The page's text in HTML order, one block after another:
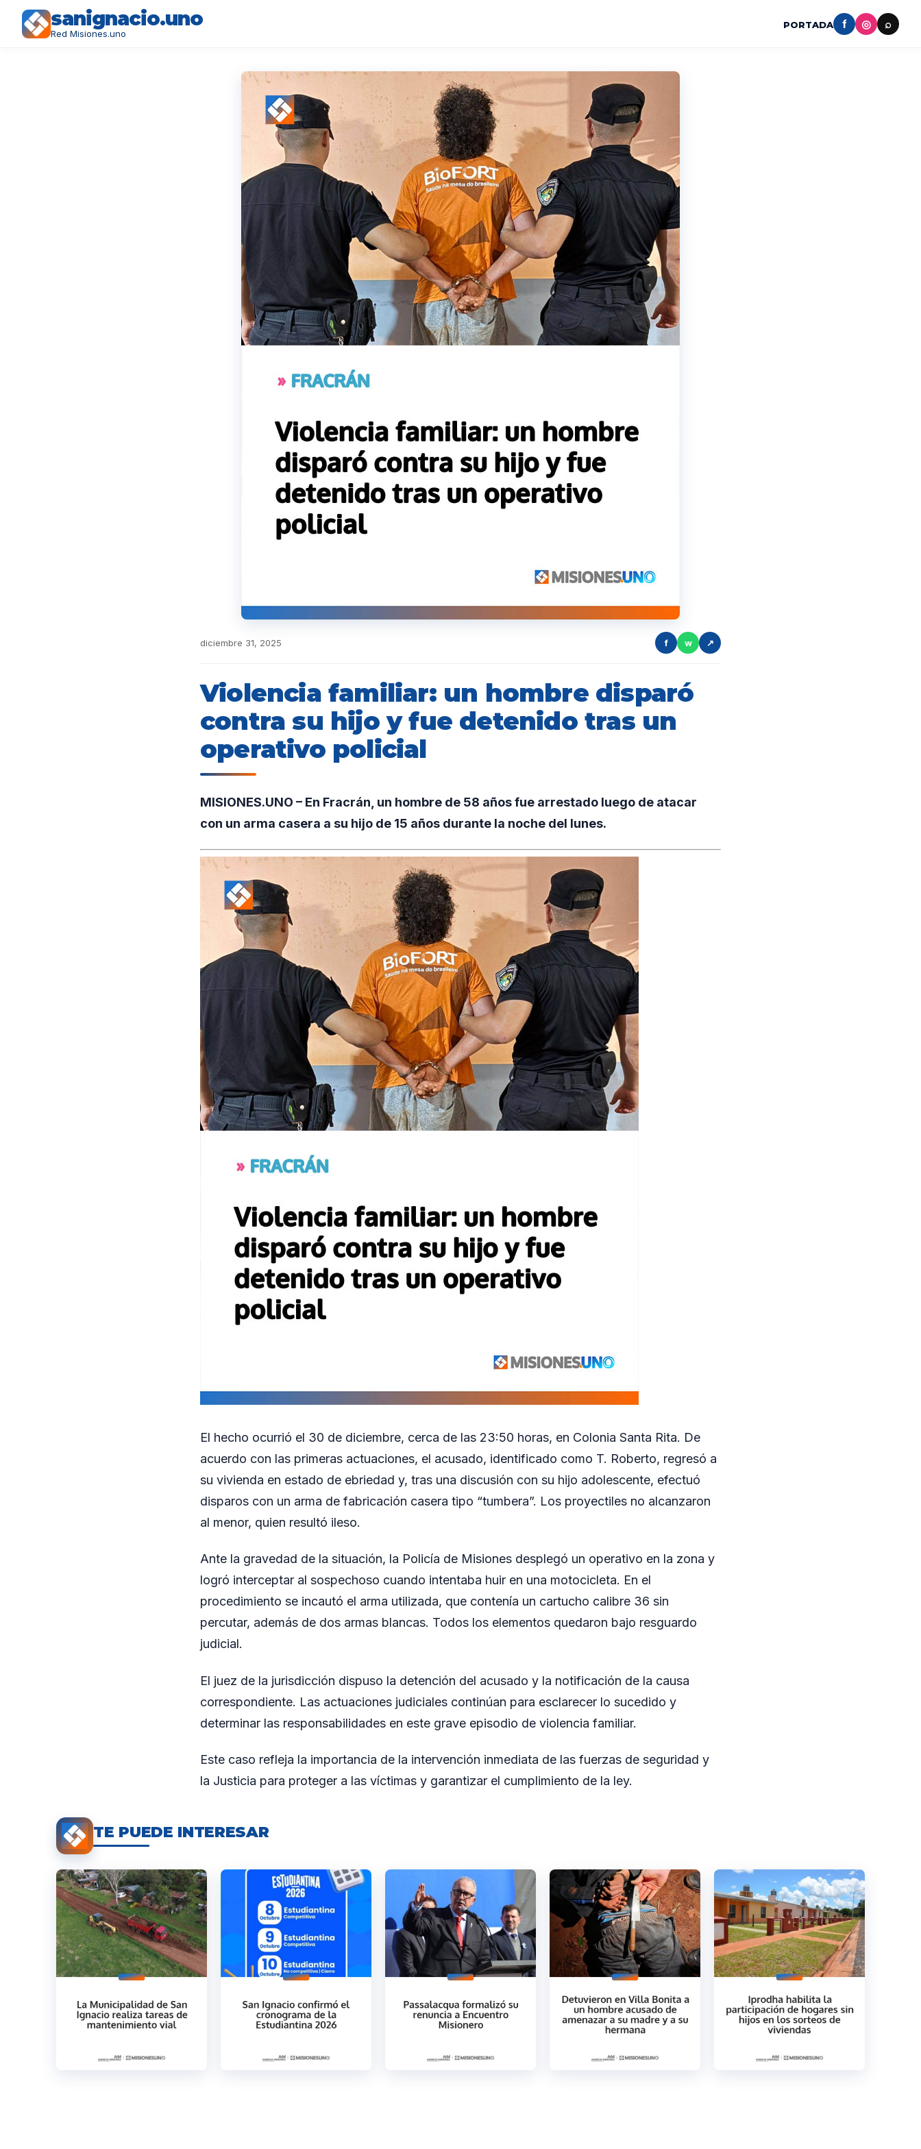
sanignacio.uno
Red Misiones.uno
PORTADA f ◎ ⌕
diciembre 31, 2025 f w ↗
Violencia familiar: un hombre disparó
contra su hijo y fue detenido tras un
operativo policial
MISIONES.UNO – En Fracrán, un hombre de 58 años fue arrestado luego de atacar
con un arma casera a su hijo de 15 años durante la noche del lunes.
El hecho ocurrió el 30 de diciembre, cerca de las 23:50 horas, en Colonia Santa Rita. De
acuerdo con las primeras actuaciones, el acusado, identificado como T. Roberto, regresó a
su vivienda en estado de ebriedad y, tras una discusión con su hijo adolescente, efectuó
disparos con un arma de fabricación casera tipo “tumbera”. Los proyectiles no alcanzaron
al menor, quien resultó ileso.
Ante la gravedad de la situación, la Policía de Misiones desplegó un operativo en la zona y
logró interceptar al sospechoso cuando intentaba huir en una motocicleta. En el
procedimiento se incautó el arma utilizada, que contenía un cartucho calibre 36 sin
percutar, además de dos armas blancas. Todos los elementos quedaron bajo resguardo
judicial.
El juez de la jurisdicción dispuso la detención del acusado y la notificación de la causa
correspondiente. Las actuaciones judiciales continúan para esclarecer lo sucedido y
determinar las responsabilidades en este grave episodio de violencia familiar.
Este caso refleja la importancia de la intervención inmediata de las fuerzas de seguridad y
la Justicia para proteger a las víctimas y garantizar el cumplimiento de la ley.
TE PUEDE INTERESAR